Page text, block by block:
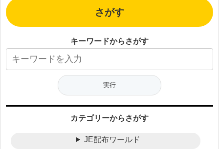
さがす
キーワードからさがす
カテゴリーからさがす
JE配布ワールド